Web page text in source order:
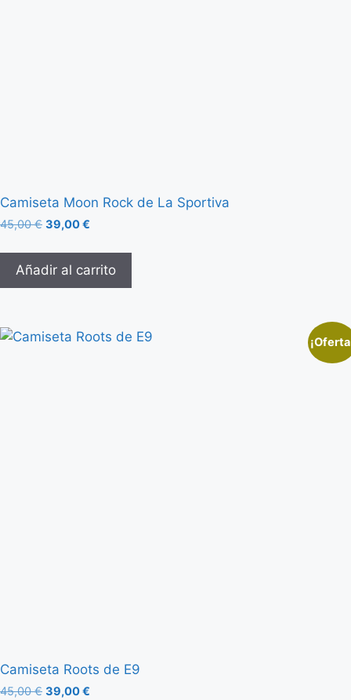
Camiseta Moon Rock de La Sportiva
45,00€ 39,00€
Añadir al carrito
Camiseta Roots de E9
45,00€ 39,00€